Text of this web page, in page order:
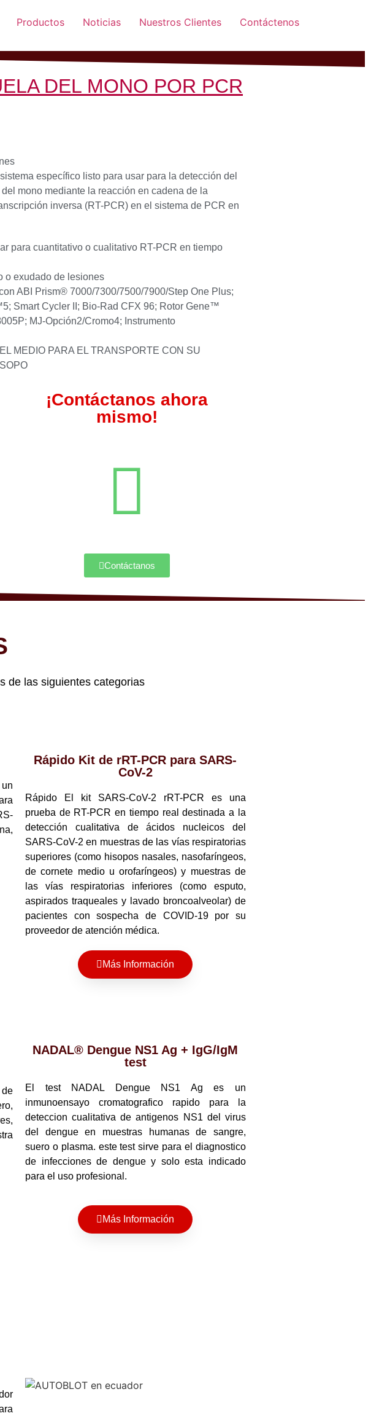
Productos Noticias Nuestros Clientes Contáctenos
DEL MONO POR PCR
específico listo para usar para la detección del
mono mediante la reacción en cadena de la
inversa (RT-PCR) en el sistema de PCR en
para cuantitativo o cualitativo RT-PCR en tiempo
o exudado de lesiones
ABI Prism® 7000/7300/7500/7900/Step One Plus;
Smart Cycler II; Bio-Rad CFX 96; Rotor Gene™
MJ-Opción2/Cromo4; Instrumento
MEDIO PARA EL TRANSPORTE CON SU
¡Contáctanos ahora
mismo!
Contáctanos
de las siguientes categorias
Rápido Kit de rRT-PCR para SARS-
CoV-2
Rápido El kit SARS-CoV-2 rRT-PCR es una
prueba de RT-PCR en tiempo real destinada a la
detección cualitativa de ácidos nucleicos del
SARS-CoV-2 en muestras de las vías respiratorias
superiores (como hisopos nasales, nasofaríngeos,
de cornete medio u orofaríngeos) y muestras de
las vías respiratorias inferiores (como esputo,
aspirados traqueales y lavado broncoalveolar) de
pacientes con sospecha de COVID-19 por su
proveedor de atención médica.
Más Información
NADAL® Dengue NS1 Ag + IgG/IgM
test
El test NADAL Dengue NS1 Ag es un
inmunoensayo cromatografico rapido para la
deteccion cualitativa de antigenos NS1 del virus
del dengue en muestras humanas de sangre,
suero o plasma. este test sirve para el diagnostico
de infecciones de dengue y solo esta indicado
para el uso profesional.
Más Información